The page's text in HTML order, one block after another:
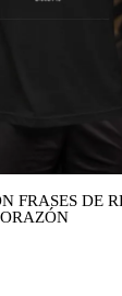
FRASES DE